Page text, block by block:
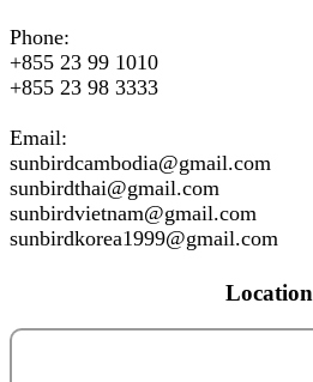
Phone:
+855 23 99 1010
+855 23 98 3333
Email:
sunbirdcambodia@gmail.com
sunbirdthai@gmail.com
sunbirdvietnam@gmail.com
sunbirdkorea1999@gmail.com
Location